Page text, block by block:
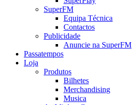
SuperFM
Equipa Técnica
Contactos
Publicidade
Anuncie na SuperFM
Passatempos
Loja
Produtos
Bilhetes
Merchandising
Musica